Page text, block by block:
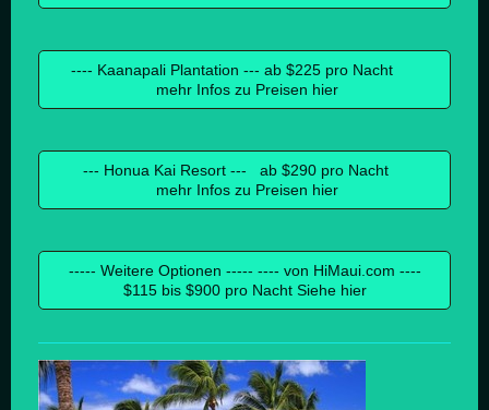
---- Kaanapali Plantation --- ab $225 pro Nacht
mehr Infos zu Preisen hier
--- Honua Kai Resort --- ab $290 pro Nacht
mehr Infos zu Preisen hier
----- Weitere Optionen ----- ---- von HiMaui.com ----
$115 bis $900 pro Nacht Siehe hier